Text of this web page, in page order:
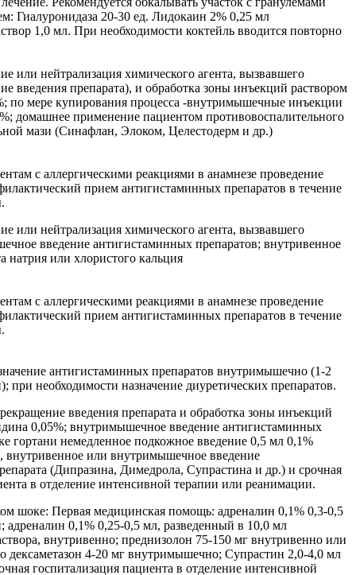
Гиалуронидаза 20-30 ед. Лидокаин 2% 0,25 мл
1,0 мл. При необходимости коктейль вводится повторно
или нейтрализация химического агента, вызвавшего
введения препарата), и обработка зоны инъекций раствором
по мере купирования процесса -внутримышечные инъекции
домашнее применение пациентом противовоспалительного
мази (Синафлан, Элоком, Целестодерм и др.)
с аллергическими реакциями в анамнезе проведение
прием антигистаминных препаратов в течение
или нейтрализация химического агента, вызвавшего
введение антигистаминных препаратов; внутривенное
натрия или хлористого кальция
с аллергическими реакциями в анамнезе проведение
прием антигистаминных препаратов в течение
антигистаминных препаратов внутримышечно (1-2
при необходимости назначение диуретических препаратов.
введения препарата и обработка зоны инъекций
0,05%; внутримышечное введение антигистаминных
гортани немедленное подкожное введение 0,5 мл 0,1%
внутривенное или внутримышечное введение
(Дипразина, Димедрола, Супрастина и др.) и срочная
в отделение интенсивной терапии или реанимации.
шоке: Первая медицинская помощь: адреналин 0,1% 0,3-0,5
адреналин 0,1% 0,25-0,5 мл, разведенный в 10,0 мл
внутривенно; преднизолон 75-150 мг внутривенно или
дексаметазон 4-20 мг внутримышечно; Супрастин 2,0-4,0 мл
госпитализация пациента в отделение интенсивной